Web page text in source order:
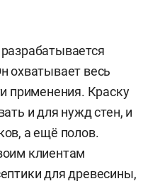
охватывает весь
применения. Краску
и для нужд стен, и
а ещё полов.
клиентам
для древесины,